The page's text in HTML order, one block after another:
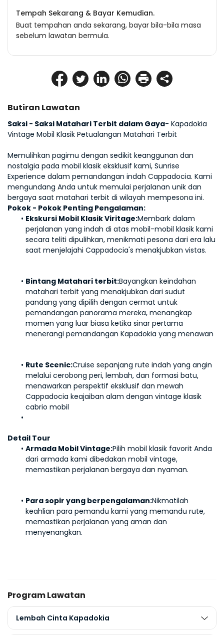
Butiran Lawatan
Saksi - Saksi Matahari Terbit dalam Gaya- Kapadokia
Vintage Mobil Klasik Petualangan Matahari Terbit
Memulihkan pagimu dengan sedikit keanggunan dan
nostalgia pada mobil klasik eksklusif kami, Sunrise
Experience dalam pemandangan indah Cappadocia. Kami
mengundang Anda untuk memulai perjalanan unik dan
bergaya saat matahari terbit di wilayah mempesona ini.
Pokok - Pokok Penting Pengalaman:
Ekskursi Mobil Klasik Viritage:Membark dalam
perjalanan yang indah di atas mobil-mobil klasik kami
secara teliti dipulihkan, menikmati pesona dari era lalu
saat menjelajahi Cappadocia's menakjubkan vistas.
Bintang Matahari terbit:Bayangkan keindahan
matahari terbit yang menakjubkan dari sudut
pandang yang dipilih dengan cermat untuk
pemandangan panorama mereka, menangkap
momen yang luar biasa ketika sinar pertama
menerangi pemandangan Kapadokia yang menawan
Rute Scenic:Cruise sepanjang rute indah yang angin
melalui cerobong peri, lembah, dan formasi batu,
menawarkan perspektif eksklusif dan mewah
Cappadocia keajaiban alam dengan vintage klasik
cabrio mobil
Detail Tour
Armada Mobil Vintage:Pilih mobil klasik favorit Anda
dari armada kami dibedakan mobil vintage,
memastikan perjalanan bergaya dan nyaman.
Para sopir yang berpengalaman:Nikmatilah
keahlian para pemandu kami yang memandu rute,
memastikan perjalanan yang aman dan
menyenangkan.
Program Lawatan
Lembah Cinta Kapadokia
Tempah Sekarang & Bayar Kemudian.
Buat tempahan anda sekarang, bayar bila-bila masa
sebelum lawatan bermula.